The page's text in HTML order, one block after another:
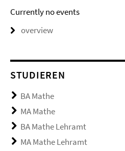
Currently no events
overview
STUDIEREN
BA Mathe
MA Mathe
BA Mathe Lehramt
MA Mathe Lehramt